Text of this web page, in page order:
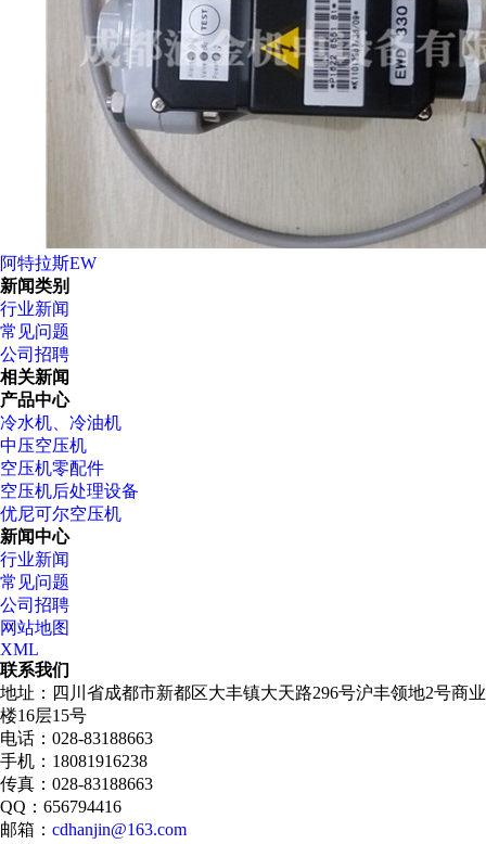
阿特拉斯EW
新闻类别
行业新闻
常见问题
公司招聘
相关新闻
产品中心
冷水机、冷油机
中压空压机
空压机零配件
空压机后处理设备
优尼可尔空压机
新闻中心
行业新闻
常见问题
公司招聘
网站地图
XML
联系我们
地址：四川省成都市新都区大丰镇大天路296号沪丰领地2号商业
楼16层15号
电话：028-83188663
手机：18081916238
传真：028-83188663
QQ：656794416
邮箱： cdhanjin@163.com